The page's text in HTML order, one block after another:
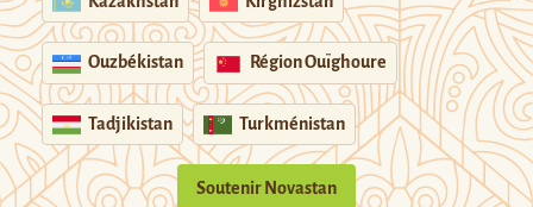
Ouzbékistan Région Ouïghoure
Tadjikistan Turkménistan
Soutenir Novastan